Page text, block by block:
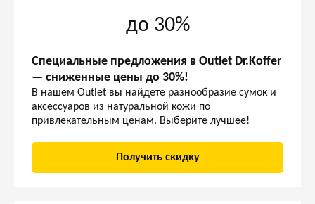
до 30%
Специальные предложения в Outlet Dr.Koffer
— сниженные цены до 30%!
В нашем Outlet вы найдете разнообразие сумок и
аксессуаров из натуральной кожи по
привлекательным ценам. Выберите лучшее!
Получить скидку